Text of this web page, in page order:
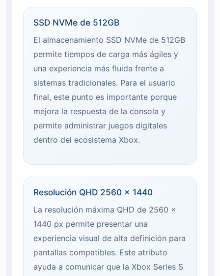
SSD NVMe de 512GB
El almacenamiento SSD NVMe de 512GB
permite tiempos de carga más ágiles y
una experiencia más fluida frente a
sistemas tradicionales. Para el usuario
final, este punto es importante porque
mejora la respuesta de la consola y
permite administrar juegos digitales
dentro del ecosistema Xbox.
Resolución QHD 2560 x 1440
La resolución máxima QHD de 2560 x
1440 px permite presentar una
experiencia visual de alta definición para
pantallas compatibles. Este atributo
ayuda a comunicar que la Xbox Series S